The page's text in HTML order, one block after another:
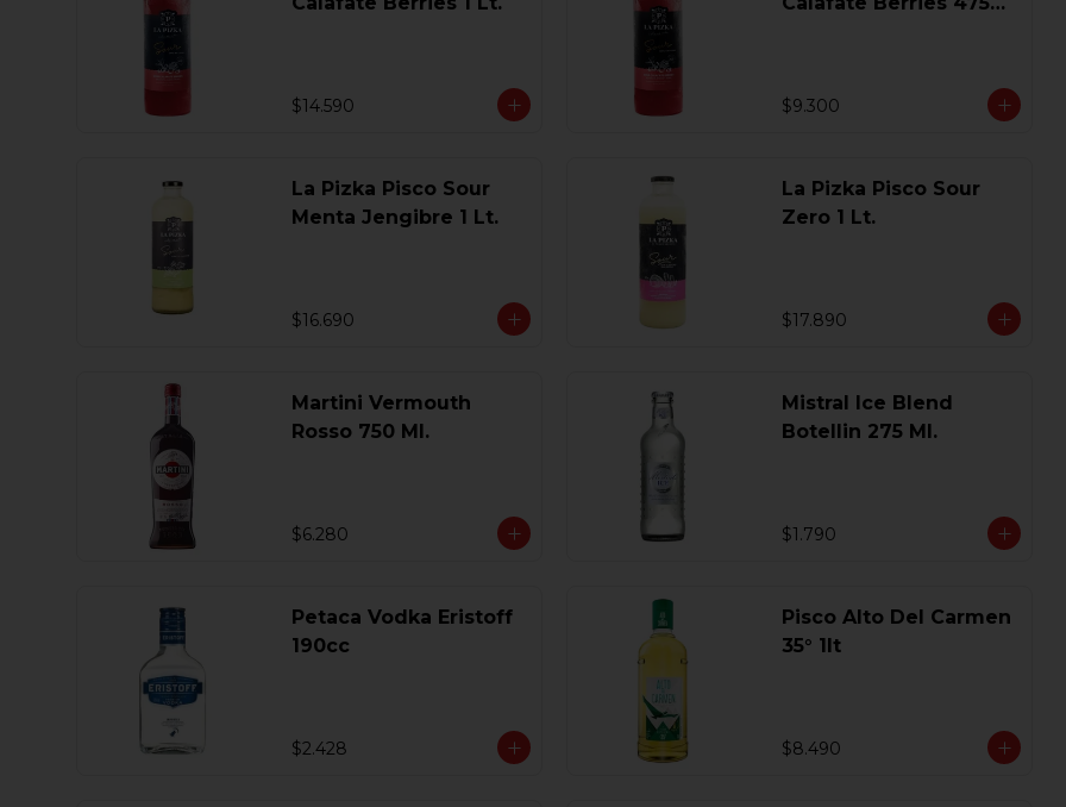
$14.590 $9.300
La Pizka Pisco Sour
Menta Jengibre 1 Lt.
$16.690
La Pizka Pisco Sour
Zero 1 Lt.
$17.890
Martini Vermouth
Rosso 750 Ml.
$6.280
Mistral Ice Blend
Botellin 275 Ml.
$1.790
Petaca Vodka Eristoff
190cc
$2.428
Pisco Alto Del Carmen
35° 1lt
$8.490